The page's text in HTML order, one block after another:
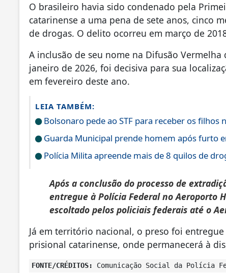
O brasileiro havia sido condenado pela
catarinense a uma pena de sete anos, cinco
de drogas. O delito ocorreu em março de
A inclusão de seu nome na Difusão
janeiro de 2026, foi decisiva para sua
em fevereiro deste ano.
LEIA TAMBÉM:
Bolsonaro pede ao STF para receber os filhos
Guarda Municipal prende homem após furto
Polícia Milita apreende mais de 8 quilos de
Após a conclusão do processo de
entregue à Polícia Federal no Aeroporto
escoltado pelos policiais federais até o
Já em território nacional, o preso foi
prisional catarinense, onde permanecerá à
FONTE/CRÉDITOS: Comunicação Social da Polícia